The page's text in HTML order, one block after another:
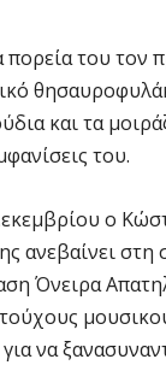
του τον
και τα
του.
ο
ανεβαίνει στη
Όνειρα
να